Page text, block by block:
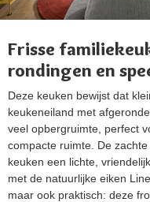
Frisse
rondingen en
Deze keuken bewijst dat
keukeneiland met
veel opbergruimte, perfect
compacte ruimte. De
keuken een lichte,
met de natuurlijke eiken
maar ook praktisch: deze